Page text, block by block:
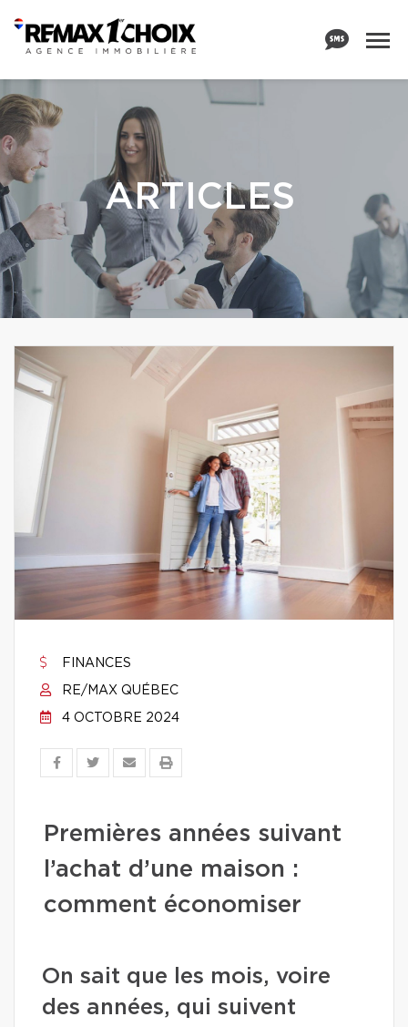
ARTICLES
FINANCES
RE/MAX QUÉBEC
4 OCTOBRE 2024
Premières années suivant
l’achat d’une maison :
comment économiser
On sait que les mois, voire
des années, qui suivent